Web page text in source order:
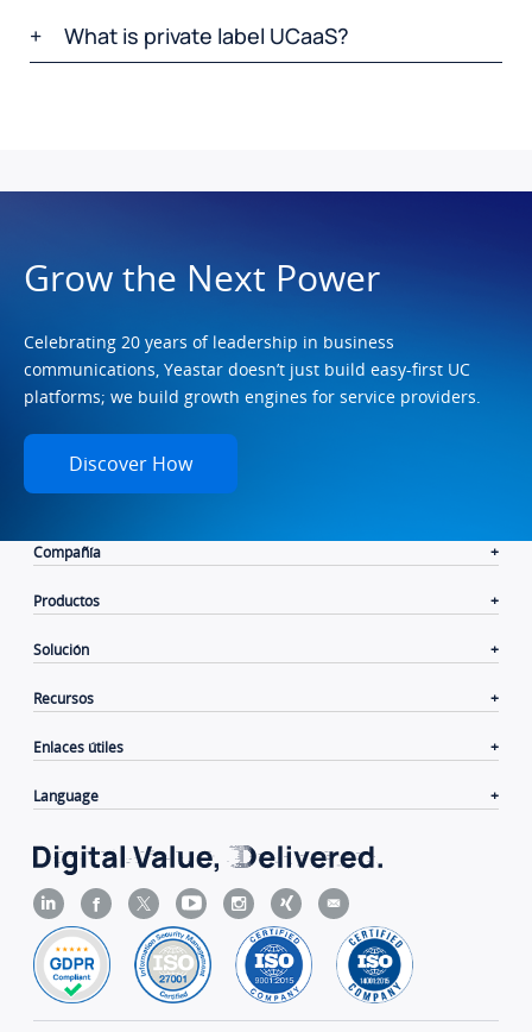
What is private label UCaaS?
Grow the Next Power
Celebrating 20 years of leadership in business
communications, Yeastar doesn’t just build easy-first UC
platforms; we build growth engines for service providers.
Discover How
Compañía
Productos
Solución
Recursos
Enlaces útiles
Language